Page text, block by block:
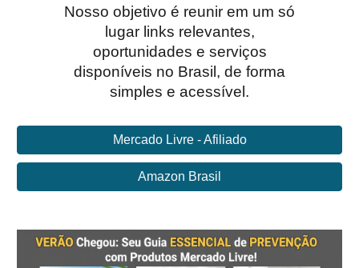
Nosso objetivo é reunir em um só
lugar links relevantes,
oportunidades e serviços
disponíveis no Brasil, de forma
simples e acessível.
Mercado Livre - Afiliado
Amazon Brasil